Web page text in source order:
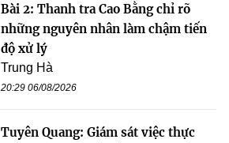
Bài 2: Thanh tra Cao Bằng chỉ rõ
những nguyên nhân làm chậm tiến
độ xử lý
Trung Hà
20:29 06/08/2026
Tuyên Quang: Giám sát việc thực